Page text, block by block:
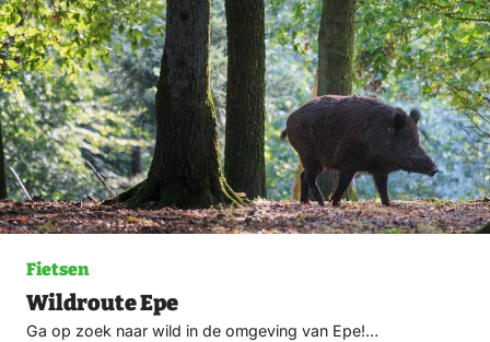
Fietsen
Wildroute Epe
Ga op zoek naar wild in de omgeving van Epe!…